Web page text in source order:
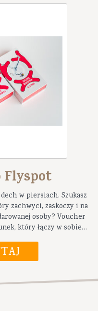
Flyspot
w piersiach. Szukasz
zachwyci, zaskoczy i na
osoby? Voucher
który łączy w sobie